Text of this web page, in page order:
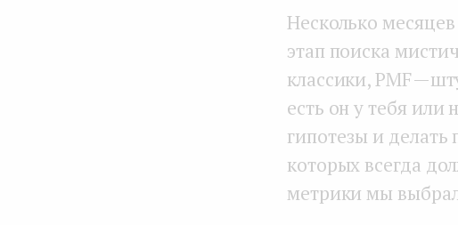
Несколько
этап поиска
классики, PMF —
есть он у тебя или
гипотезы и
которых всегда
метрики мы